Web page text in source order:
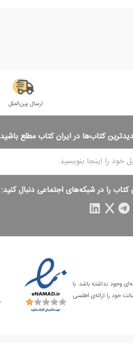
ارسال بین‌الملل
کتاب‌ها در ایران کتاب مطلع باشید
کتاب را در شبکه‌های اجتماعی دنبال کنید:
وجود نداشته باشد. با
خود را ارائه‌ی اطلسی